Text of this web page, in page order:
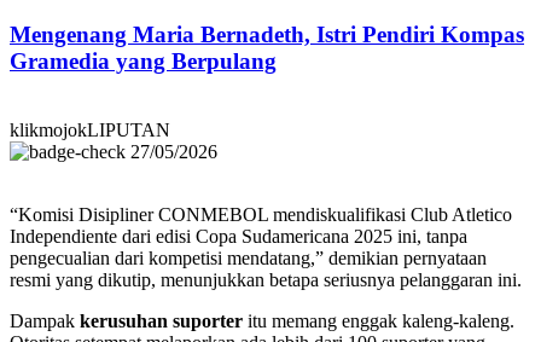
Mengenang Maria Bernadeth, Istri Pendiri Kompas
Gramedia yang Berpulang
klikmojokLIPUTAN
27/05/2026
“Komisi Disipliner CONMEBOL mendiskualifikasi Club Atletico
Independiente dari edisi Copa Sudamericana 2025 ini, tanpa
pengecualian dari kompetisi mendatang,” demikian pernyataan
resmi yang dikutip, menunjukkan betapa seriusnya pelanggaran ini.
Dampak kerusuhan suporter itu memang enggak kaleng-kaleng.